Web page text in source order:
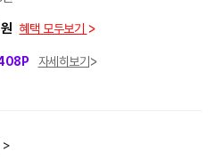
원 혜택 모두보기
자세히보기
>